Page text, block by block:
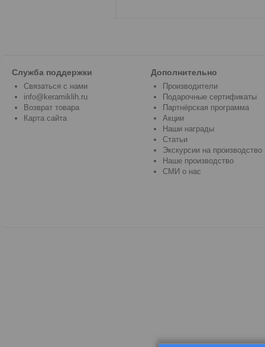
Служба поддержки
Связаться с нами
info@keramiklih.ru
Возврат товара
Карта сайта
Дополнительно
Производители
Подарочные сертификаты
Партнёрская программа
Акции
Наши награды
Статьи
Экскурсии на производство
Наше производство
СМИ о нас